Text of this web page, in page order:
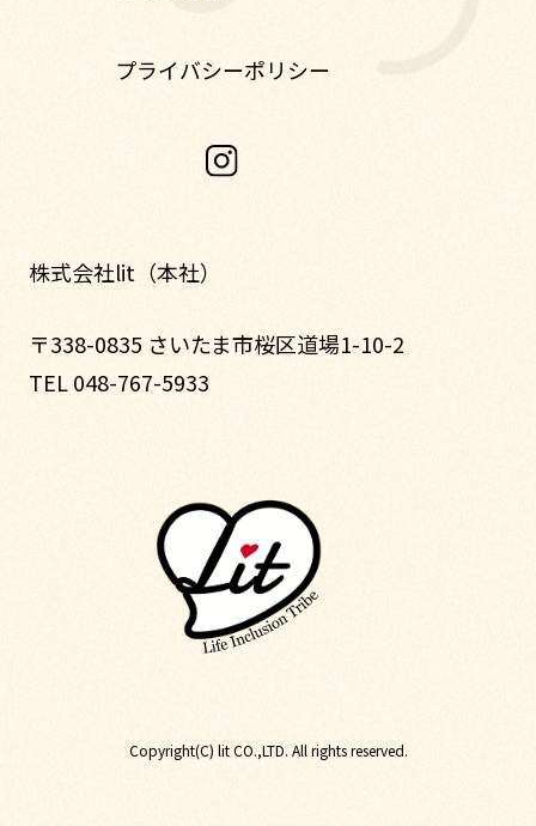
プライバシーポリシー
株式会社lit（本社）
〒338-0835 さいたま市桜区道場1-10-2
TEL 048-767-5933
Copyright(C) lit CO.,LTD. All rights reserved.